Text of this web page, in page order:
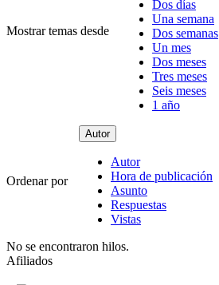
Mostrar temas desde
Dos días
Una semana
Dos semanas
Un mes
Dos meses
Tres meses
Seis meses
1 año
Ordenar por
Autor
Autor
Hora de publicación
Asunto
Respuestas
Vistas
No se encontraron hilos.
Afiliados